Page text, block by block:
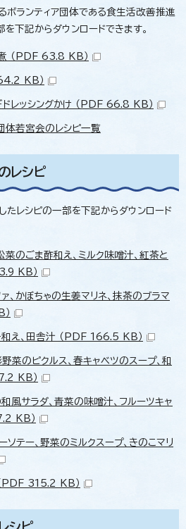
ランティア団体である食生活改善推進
を下記からダウンロードできます。
（PDF 63.8 KB）
KB）
レッシングかけ （PDF 66.8 KB）
体若宮会のレシピ一覧
レシピ
レシピの一部を下記からダウンロード
菜のごま酢和え、ミルク味噌汁、紅茶と
KB）
、かぼちゃの生姜マリネ、抹茶のブラマ
え、田舎汁 （PDF 166.5 KB）
菜のピクルス、春キャベツのスープ、和
KB）
風サラダ、青菜の味噌汁、フルーツキャ
KB）
テー、野菜のミルクスープ、きのこマリ
PDF 315.2 KB）